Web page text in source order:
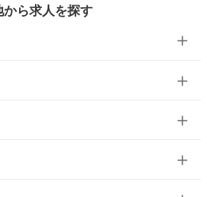
から求人を探す